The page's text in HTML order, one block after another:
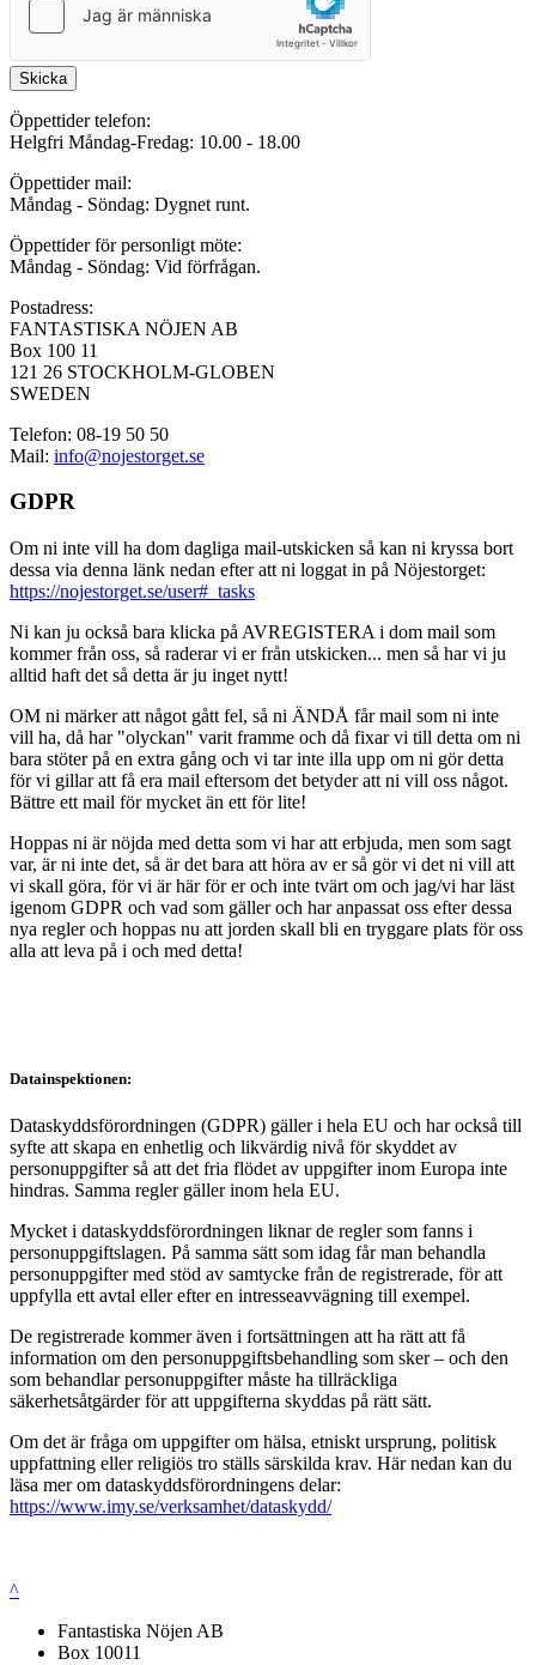
Skicka
Öppettider telefon:
Helgfri Måndag-Fredag: 10.00 - 18.00
Öppettider mail:
Måndag - Söndag: Dygnet runt.
Öppettider för personligt möte:
Måndag - Söndag: Vid förfrågan.
Postadress:
FANTASTISKA NÖJEN AB
Box 100 11
121 26 STOCKHOLM-GLOBEN
SWEDEN
Telefon: 08-19 50 50
Mail: info@nojestorget.se
GDPR
Om ni inte vill ha dom dagliga mail-utskicken så kan ni kryssa bort
dessa via denna länk nedan efter att ni loggat in på Nöjestorget:
https://nojestorget.se/user#_tasks
Ni kan ju också bara klicka på AVREGISTERA i dom mail som
kommer från oss, så raderar vi er från utskicken... men så har vi ju
alltid haft det så detta är ju inget nytt!
OM ni märker att något gått fel, så ni ÄNDÅ får mail som ni inte
vill ha, då har "olyckan" varit framme och då fixar vi till detta om ni
bara stöter på en extra gång och vi tar inte illa upp om ni gör detta
för vi gillar att få era mail eftersom det betyder att ni vill oss något.
Bättre ett mail för mycket än ett för lite!
Hoppas ni är nöjda med detta som vi har att erbjuda, men som sagt
var, är ni inte det, så är det bara att höra av er så gör vi det ni vill att
vi skall göra, för vi är här för er och inte tvärt om och jag/vi har läst
igenom GDPR och vad som gäller och har anpassat oss efter dessa
nya regler och hoppas nu att jorden skall bli en tryggare plats för oss
alla att leva på i och med detta!
Datainspektionen:
Dataskyddsförordningen (GDPR) gäller i hela EU och har också till
syfte att skapa en enhetlig och likvärdig nivå för skyddet av
personuppgifter så att det fria flödet av uppgifter inom Europa inte
hindras. Samma regler gäller inom hela EU.
Mycket i dataskyddsförordningen liknar de regler som fanns i
personuppgiftslagen. På samma sätt som idag får man behandla
personuppgifter med stöd av samtycke från de registrerade, för att
uppfylla ett avtal eller efter en intresseavvägning till exempel.
De registrerade kommer även i fortsättningen att ha rätt att få
information om den personuppgiftsbehandling som sker – och den
som behandlar personuppgifter måste ha tillräckliga
säkerhetsåtgärder för att uppgifterna skyddas på rätt sätt.
Om det är fråga om uppgifter om hälsa, etniskt ursprung, politisk
uppfattning eller religiös tro ställs särskilda krav. Här nedan kan du
läsa mer om dataskyddsförordningens delar:
https://www.imy.se/verksamhet/dataskydd/
^
Fantastiska Nöjen AB
Box 10011